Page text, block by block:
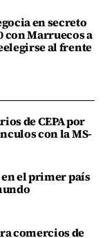
en secreto
con Marruecos a
al frente
de CEPA por
con la MS-
el primer país
comercios de